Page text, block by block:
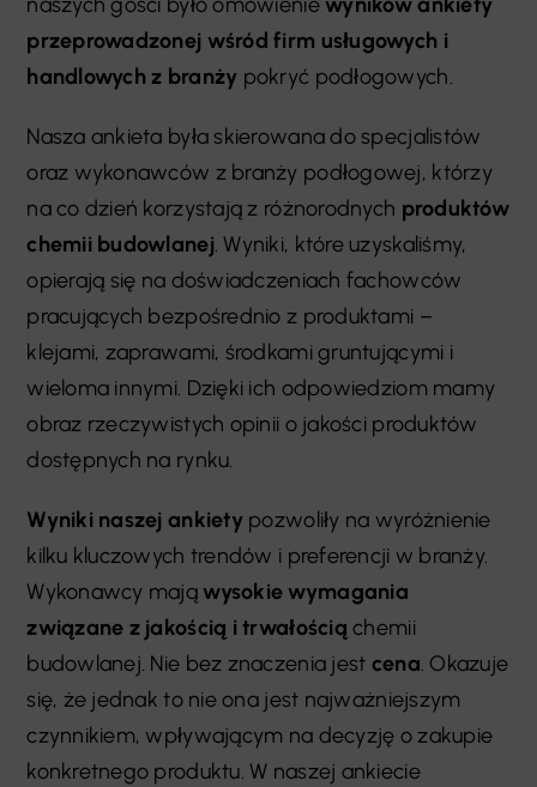
przeprowadzonej wśród firm usługowych i
handlowych z branży pokryć podłogowych.
Nasza ankieta była skierowana do specjalistów
oraz wykonawców z branży podłogowej, którzy
na co dzień korzystają z różnorodnych produktów
chemii budowlanej. Wyniki, które uzyskaliśmy,
opierają się na doświadczeniach fachowców
pracujących bezpośrednio z produktami –
klejami, zaprawami, środkami gruntującymi i
wieloma innymi. Dzięki ich odpowiedziom mamy
obraz rzeczywistych opinii o jakości produktów
dostępnych na rynku.
Wyniki naszej ankietypozwoliły na wyróżnienie
kilku kluczowych trendów i preferencji w branży.
Wykonawcy mają wysokie wymagania
związane z jakością i trwałością chemii
budowlanej. Nie bez znaczenia jest cena. Okazuje
się, że jednak to nie ona jest najważniejszym
czynnikiem, wpływającym na decyzję o zakupie
konkretnego produktu. W naszej ankiecie